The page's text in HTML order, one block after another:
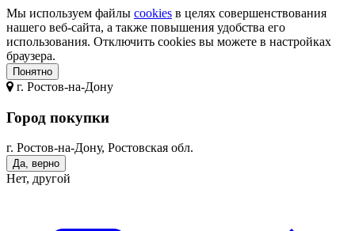
Мы используем файлы cookies в целях совершенствования
нашего веб-сайта, а также повышения удобства его
использования. Отключить cookies вы можете в настройках
браузера.
Понятно
г. Ростов-на-Дону
Город покупки
г. Ростов-на-Дону, Ростовская обл.
Да, верно
Нет, другой